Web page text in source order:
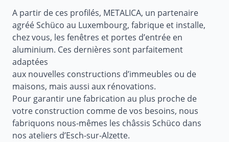
A partir de ces profilés, METALICA, un partenaire
agréé Schüco au Luxembourg, fabrique et installe,
chez vous, les fenêtres et portes d’entrée en
aluminium. Ces dernières sont parfaitement
adaptées
aux nouvelles constructions d’immeubles ou de
maisons, mais aussi aux rénovations.
Pour garantir une fabrication au plus proche de
votre construction comme de vos besoins, nous
fabriquons nous-mêmes les châssis Schüco dans
nos ateliers d’Esch-sur-Alzette.